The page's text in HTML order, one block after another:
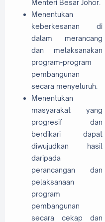
Menteri Besar Johor.
Menentukan
keberkesanan di
dalam merancang
dan melaksanakan
program-program
pembangunan
secara menyeluruh.
Menentukan
masyarakat yang
progresif dan
berdikari dapat
diwujudkan hasil
daripada
perancangan dan
pelaksanaan
program
pembangunan
secara cekap dan